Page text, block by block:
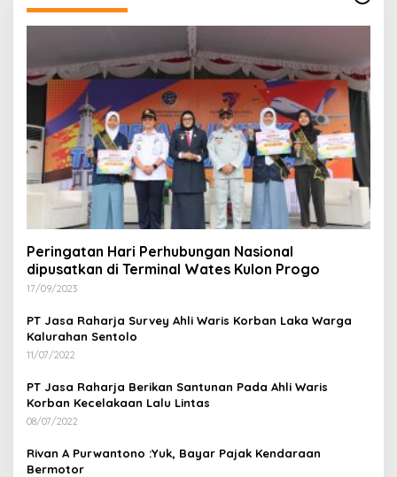
Peringatan Hari Perhubungan Nasional
dipusatkan di Terminal Wates Kulon Progo
17/09/2023
PT Jasa Raharja Survey Ahli Waris Korban Laka Warga
Kalurahan Sentolo
11/07/2022
PT Jasa Raharja Berikan Santunan Pada Ahli Waris
Korban Kecelakaan Lalu Lintas
08/07/2022
Rivan A Purwantono :Yuk, Bayar Pajak Kendaraan
Bermotor